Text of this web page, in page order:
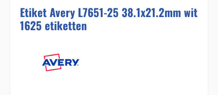
Etiket Avery L7651-25 38.1x21.2mm wit
1625 etiketten